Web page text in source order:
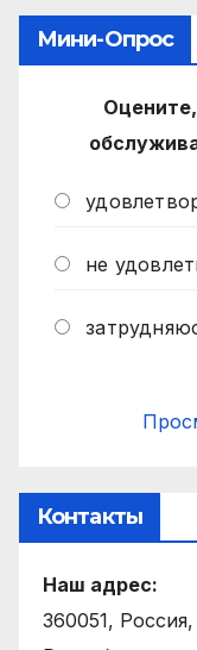
Мини-Опрос
не
Контакты
Наш адрес:
360051,